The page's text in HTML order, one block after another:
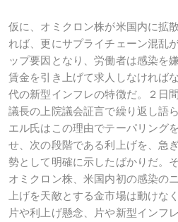
仮に、オミクロン株が米国内に拡
れば、更にサプライチェーン混乱
ップ要因となり、労働者は感染を
賃金を引き上げて求人しなければ
代の新型インフレの特徴だ。２日
議長の上院議会証言で繰り返し語
エル氏はこの理由でテーパリング
せ、次の段階である利上げを、急
勢として明確に示したばかりだ。
オミクロン株、米国内初の感染の
上げを天敵とする金市場は動けな
片や利上げ懸念、片や新型インフ